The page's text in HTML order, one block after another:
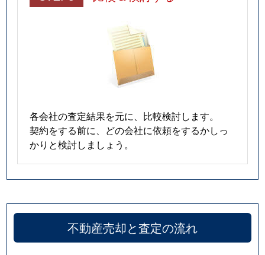
各会社の査定結果を元に、比較検討します。
契約をする前に、どの会社に依頼をするかしっ
かりと検討しましょう。
不動産売却と査定の流れ